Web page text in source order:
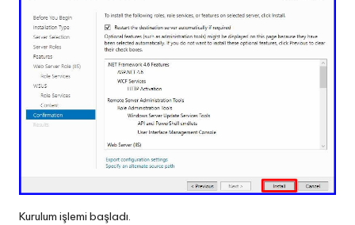
Kurulum işlemi başladı.